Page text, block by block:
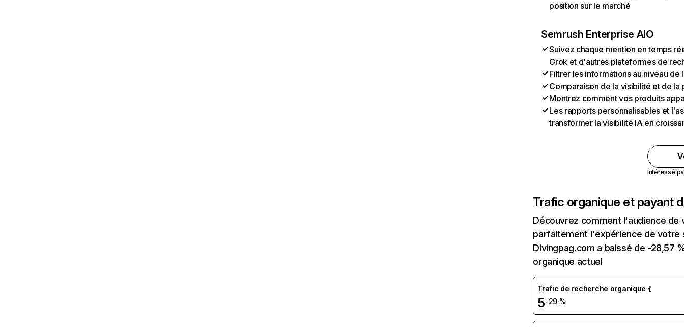
position sur le marché
Semrush Enterprise AIO
Suivez chaque mention en temps
Grok et d'autres plateformes de
Filtrer les informations au niveau
Comparaison de la visibilité et de
Montrez comment vos produits
Les rapports personnalisables et
transformer la visibilité IA en
Intéressé
Trafic organique et payant
Découvrez comment l'audience
parfaitement l'expérience de votre
Divingpag.com a baissé de -28,57
organique actuel
Trafic de recherche organique
5-29 %